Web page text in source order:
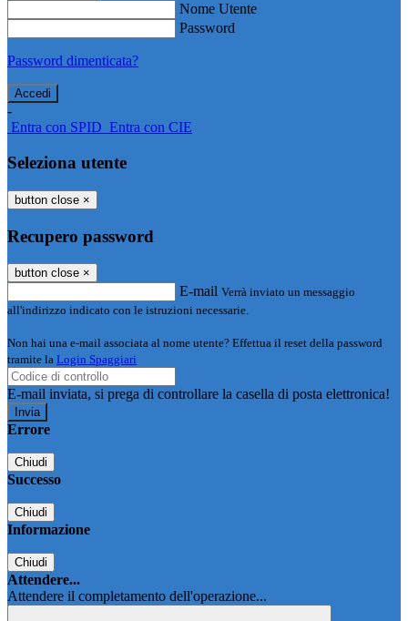
Nome Utente
Password
Password dimenticata?
-
Entra con SPID Entra con CIE
Seleziona utente
button close ×
Recupero password
button close ×
E-mail Verrà inviato un messaggio
all'indirizzo indicato con le istruzioni necessarie.
Non hai una e-mail associata al nome utente? Effettua il reset della password
tramite la Login Spaggiari
E-mail inviata, si prega di controllare la casella di posta elettronica!
Errore
Chiudi
Successo
Chiudi
Informazione
Chiudi
Attendere...
Attendere il completamento dell'operazione...